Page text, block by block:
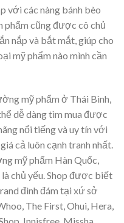
với các nàng bánh bèo
phẩm cũng được cô chủ
nắp và bắt mắt, giúp cho
mỹ phẩm nào mình cần
mỹ phẩm ở Thái Bình,
dễ dàng tìm mua được
nổi tiếng và uy tín với
cả luôn cạnh tranh nhất.
mỹ phẩm Hàn Quốc,
chủ yếu. Shop được biết
đình đám tại xứ sở
The First, Ohui, Hera,